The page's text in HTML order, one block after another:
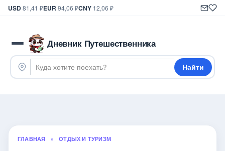
USD81,41 ₽EUR 94,06 ₽CNY 12,06 ₽
Дневник Путешественника
Найти
ГЛАВНАЯ » ОТДЫХ И ТУРИЗМ